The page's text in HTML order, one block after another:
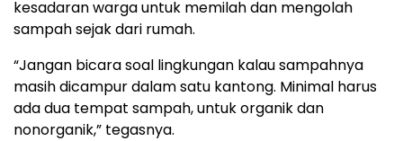
kesadaran warga untuk memilah dan mengolah
sampah sejak dari rumah.
“Jangan bicara soal lingkungan kalau sampahnya
masih dicampur dalam satu kantong. Minimal harus
ada dua tempat sampah, untuk organik dan
nonorganik,” tegasnya.